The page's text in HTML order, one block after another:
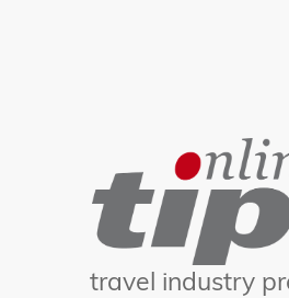
travel industry